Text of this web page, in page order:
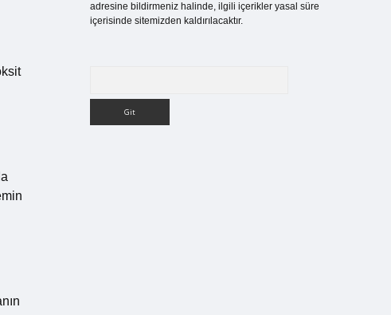
adresine bildirmeniz halinde, ilgili içerikler yasal süre
içerisinde sitemizden kaldırılacaktır.